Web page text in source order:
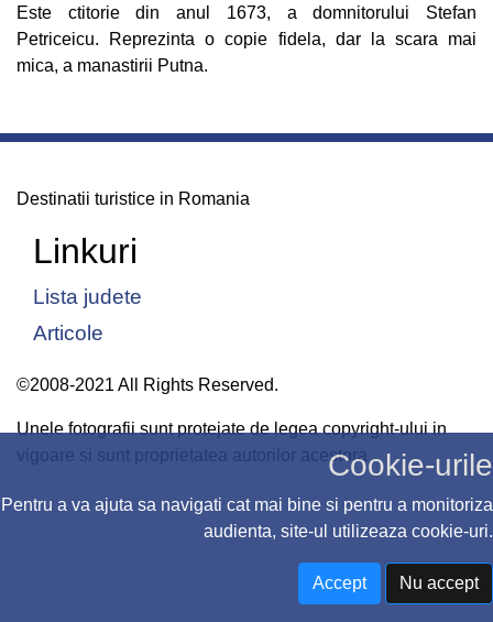
Cookie-urile
Pentru a va ajuta sa navigati cat mai bine si pentru a monitoriza
audienta, site-ul utilizeaza cookie-uri.
Accept Nu accept
Este ctitorie din anul 1673, a domnitorului Stefan
Petriceicu. Reprezinta o copie fidela, dar la scara mai
mica, a manastirii Putna.
Destinatii turistice in Romania
Linkuri
Lista judete
Articole
©2008-2021 All Rights Reserved.
Unele fotografii sunt protejate de legea copyright-ului in
vigoare si sunt proprietatea autorilor acestora